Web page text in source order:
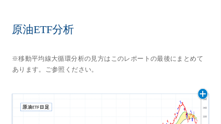
原油ETF分析
※移動平均線大循環分析の見方はこのレポートの最後にまとめて
あります。ご参照ください。